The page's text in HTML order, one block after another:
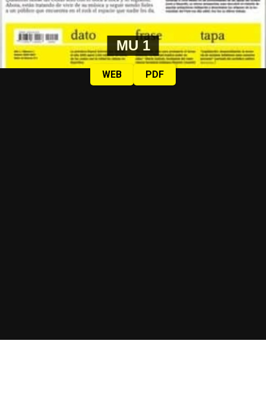
MU 1
WEB PDF